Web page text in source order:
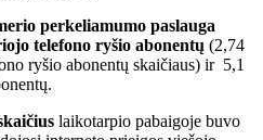
perkeliamumo paslauga
telefono ryšio abonentų (2,74
ryšio abonentų skaičiaus) ir 5,1
laikotarpio pabaigoje buvo